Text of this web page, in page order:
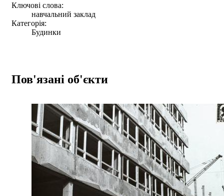
Ключові слова:
навчальний заклад
Категорія:
Будинки
Пов'язані об'єкти